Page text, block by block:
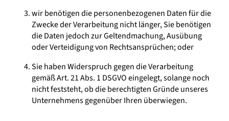
wir benötigen die personenbezogenen Daten für die
Zwecke der Verarbeitung nicht länger, Sie benötigen
die Daten jedoch zur Geltendmachung, Ausübung
oder Verteidigung von Rechtsansprüchen; oder
Sie haben Widerspruch gegen die Verarbeitung
gemäß Art. 21 Abs. 1 DSGVO eingelegt, solange noch
nicht feststeht, ob die berechtigten Gründe unseres
Unternehmens gegenüber Ihren überwiegen.